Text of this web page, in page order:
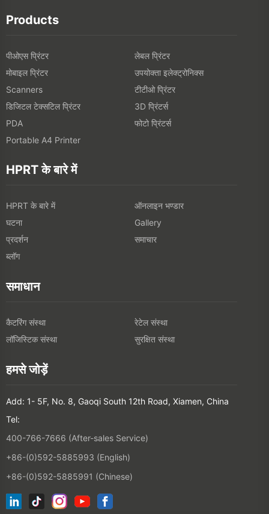
Products
पीओएस प्रिंटर
लेबल प्रिंटर
मोबाइल प्रिंटर
उपयोक्ता इलेक्ट्रोनिक्स
Scanners
टीटीओ प्रिंटर
डिजिटल टेक्सटिल प्रिंटर
3D प्रिंटर्स
PDA
फोटो प्रिंटर्स
Portable A4 Printer
HPRT के बारे में
HPRT के बारे में
ऑनलाइन भण्डार
घटना
Gallery
प्रदर्शन
समाचार
ब्लॉग
समाधान
कैटरिंग संस्था
रेटेल संस्था
लॉजिस्टिक संस्था
सुरक्षित संस्था
हमसे जोड़ें
Add: 1- 5F, No. 8, Gaoqi South 12th Road, Xiamen, China
Tel:
400-766-7666 (After-sales Service)
+86-(0)592-5885993 (English)
+86-(0)592-5885991 (Chinese)